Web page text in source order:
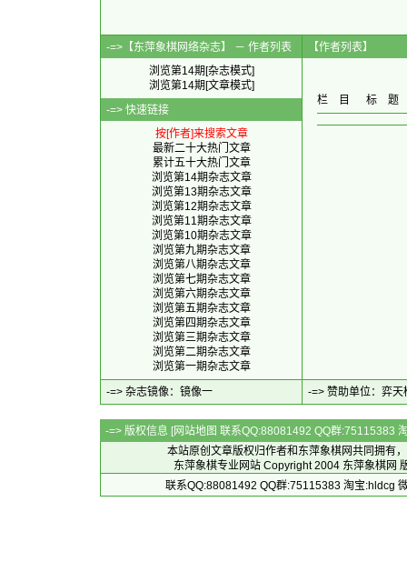
-=>【东萍象棋网络杂志】 － 作者列表
浏览第14期[杂志模式]
浏览第14期[文章模式]
-=> 快速链接
按[作者]来搜索文章
最新二十大热门文章
累计五十大热门文章
浏览第14期杂志文章
浏览第13期杂志文章
浏览第12期杂志文章
浏览第11期杂志文章
浏览第10期杂志文章
浏览第九期杂志文章
浏览第八期杂志文章
浏览第七期杂志文章
浏览第六期杂志文章
浏览第五期杂志文章
浏览第四期杂志文章
浏览第三期杂志文章
浏览第二期杂志文章
浏览第一期杂志文章
【作
栏 目 标 题
-=> 杂志镜像： 镜像一 -=> 赞助单位： 弈天
-=> 版权信息 [网站地图 联系QQ:88081492 QQ群:75115383
本站原创文章版权归作者和 东萍象棋网共同拥有
东萍象棋专业网站 Copyright 2004 东萍象棋网
联系QQ:88081492 QQ群:75115383 淘宝:hldcg